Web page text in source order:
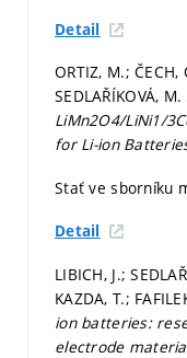
Detail
ORTIZ, M.; ČECH,
SEDLAŘÍKOVÁ, M.
LiMn2O4/LiNi1/
for Li-ion
Stať ve sborníku
Detail
LIBICH, J.;
KAZDA, T.;
ion batteries:
electrode